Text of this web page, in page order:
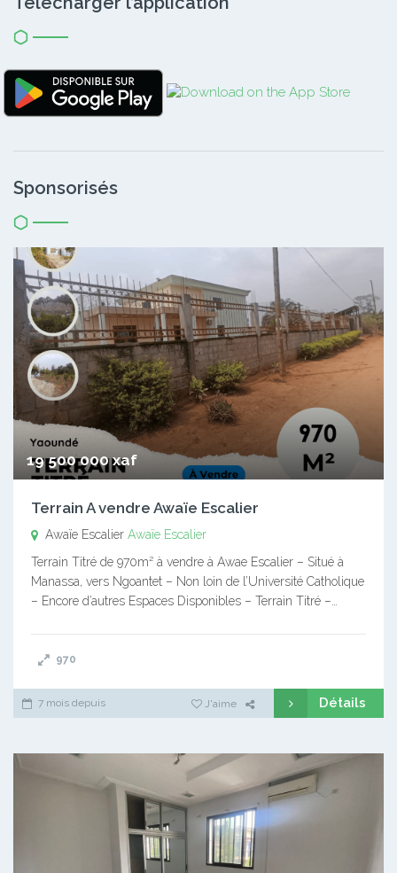
Sponsorisés
19 500 000 xaf
Terrain A vendre Awaïe Escalier
Awaïe Escalier Awaïe Escalier
Terrain Titré de 970m² à vendre à Awae Escalier – Situé à
Manassa, vers Ngoantet – Non loin de l’Université Catholique
– Encore d’autres Espaces Disponibles – Terrain Titré –…
970
7 mois depuis J'aime Détails